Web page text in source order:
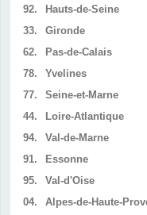
92.
Hauts-de-Seine
33.
Gironde
62.
Pas-de-Calais
78.
Yvelines
77.
Seine-et-Marne
44.
Loire-Atlantique
94.
Val-de-Marne
91.
Essonne
95.
Val-d'Oise
04.
Alpes-de-Haute-